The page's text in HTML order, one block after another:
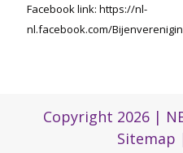
Facebook link: https://nl-
nl.facebook.com/
Copyright 2026 |
Sitemap